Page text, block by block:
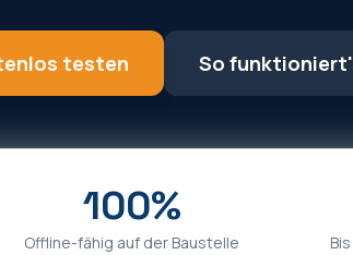
testen So
100%
Offline-fähig auf der Baustelle